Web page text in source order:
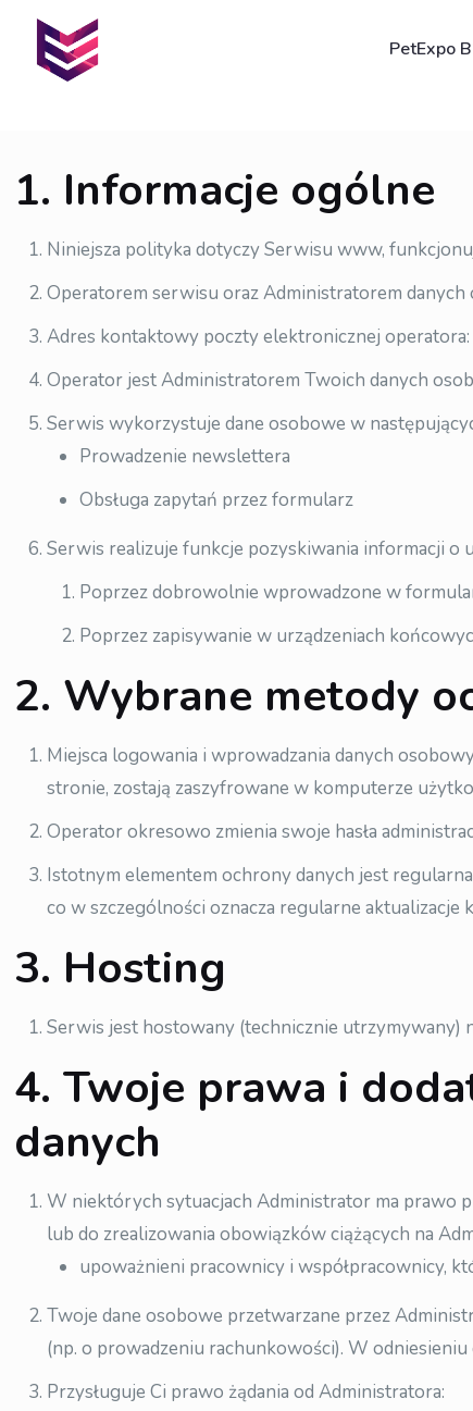
PetExpo
1. Informacje ogólne
Niniejsza polityka dotyczy Serwisu www,
Operatorem serwisu oraz Administratorem
Adres kontaktowy poczty elektronicznej
Operator jest Administratorem Twoich danych
Serwis wykorzystuje dane osobowe w
Prowadzenie newslettera
Obsługa zapytań przez formularz
Serwis realizuje funkcje pozyskiwania informacji o
Poprzez dobrowolnie wprowadzone w
Poprzez zapisywanie w urządzeniach
2. Wybrane metody
Miejsca logowania i wprowadzania danych
stronie, zostają zaszyfrowane w komputerze
Operator okresowo zmienia swoje hasła
Istotnym elementem ochrony danych jest
co w szczególności oznacza regularne
3. Hosting
Serwis jest hostowany (technicznie utrzymywany)
4. Twoje prawa i
danych
W niektórych sytuacjach Administrator ma prawo
lub do zrealizowania obowiązków ciążących na
upoważnieni pracownicy i współpracownicy,
Twoje dane osobowe przetwarzane przez
(np. o prowadzeniu rachunkowości). W
Przysługuje Ci prawo żądania od Administratora: